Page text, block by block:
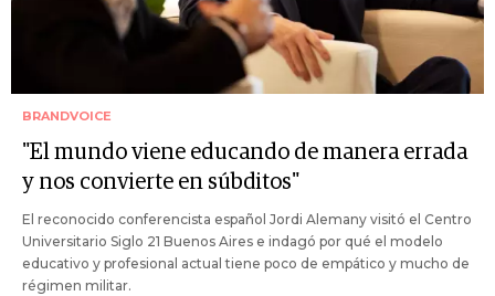
BRANDVOICE
"El mundo viene educando de manera errada
y nos convierte en súbditos"
El reconocido conferencista español Jordi Alemany visitó el Centro
Universitario Siglo 21 Buenos Aires e indagó por qué el modelo
educativo y profesional actual tiene poco de empático y mucho de
régimen militar.